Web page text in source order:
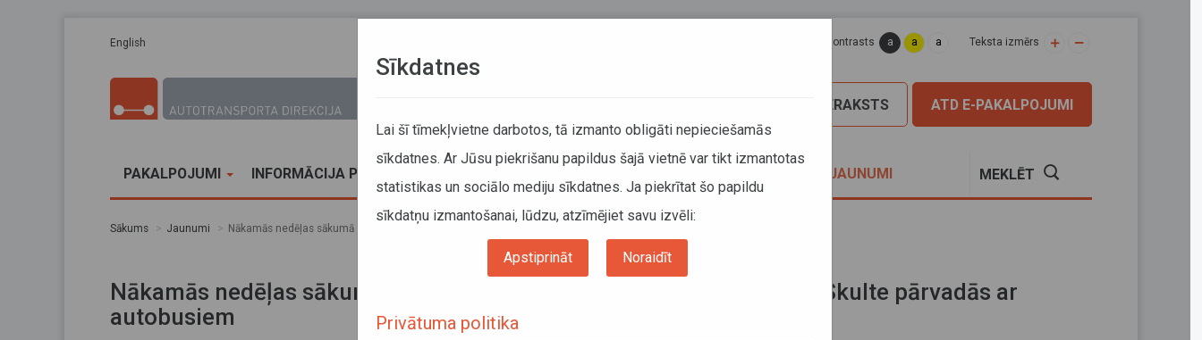
English Lapas kontrasts a a a Teksta izmērs
ATD E-PAKALPOJUMI
PIERAKSTS
PAKALPOJUMI INFORMĀCIJA PĀRVADĀTĀJIEM JAUNUMI MEKLĒT
Sākums Jaunumi Nākamās nedēļas sākumā vilcienu pasažierus maršrutā Saulkrasti–Skulte pārvadās ar autobusiem
Nākamās nedēļas sākumā vilcienu pasažierus maršrutā Saulkrasti–Skulte pārvadās ar
autobusiem
Sīkdatnes
Lai šī tīmekļvietne darbotos, tā izmanto obligāti nepieciešamās
sīkdatnes. Ar Jūsu piekrišanu papildus šajā vietnē var tikt izmantotas
statistikas un sociālo mediju sīkdatnes. Ja piekrītat šo papildu
sīkdatņu izmantošanai, lūdzu, atzīmējiet savu izvēli:
Apstiprināt Noraidīt
Privātuma politika